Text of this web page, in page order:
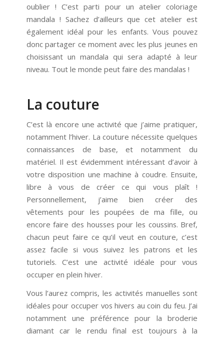
oublier ! C’est parti pour un atelier coloriage
mandala ! Sachez d’ailleurs que cet atelier est
également idéal pour les enfants. Vous pouvez
donc partager ce moment avec les plus jeunes en
choisissant un mandala qui sera adapté à leur
niveau. Tout le monde peut faire des mandalas !
La couture
C’est là encore une activité que j’aime pratiquer,
notamment l’hiver. La couture nécessite quelques
connaissances de base, et notamment du
matériel. Il est évidemment intéressant d’avoir à
votre disposition une machine à coudre. Ensuite,
libre à vous de créer ce qui vous plaît !
Personnellement, j’aime bien créer des
vêtements pour les poupées de ma fille, ou
encore faire des housses pour les coussins. Bref,
chacun peut faire ce qu’il veut en couture, c’est
assez facile si vous suivez les patrons et les
tutoriels. C’est une activité idéale pour vous
occuper en plein hiver.
Vous l’aurez compris, les activités manuelles sont
idéales pour occuper vos hivers au coin du feu. J’ai
notamment une préférence pour la broderie
diamant car le rendu final est toujours à la